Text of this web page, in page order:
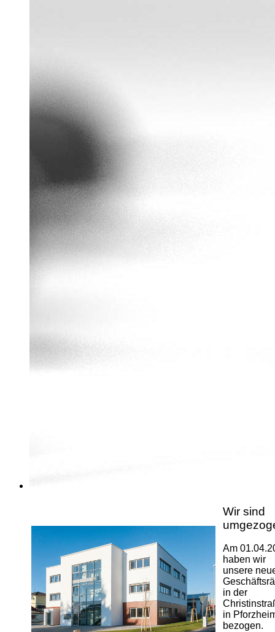
Wir sind
Am
haben wir
unsere
in der
in
bezogen.